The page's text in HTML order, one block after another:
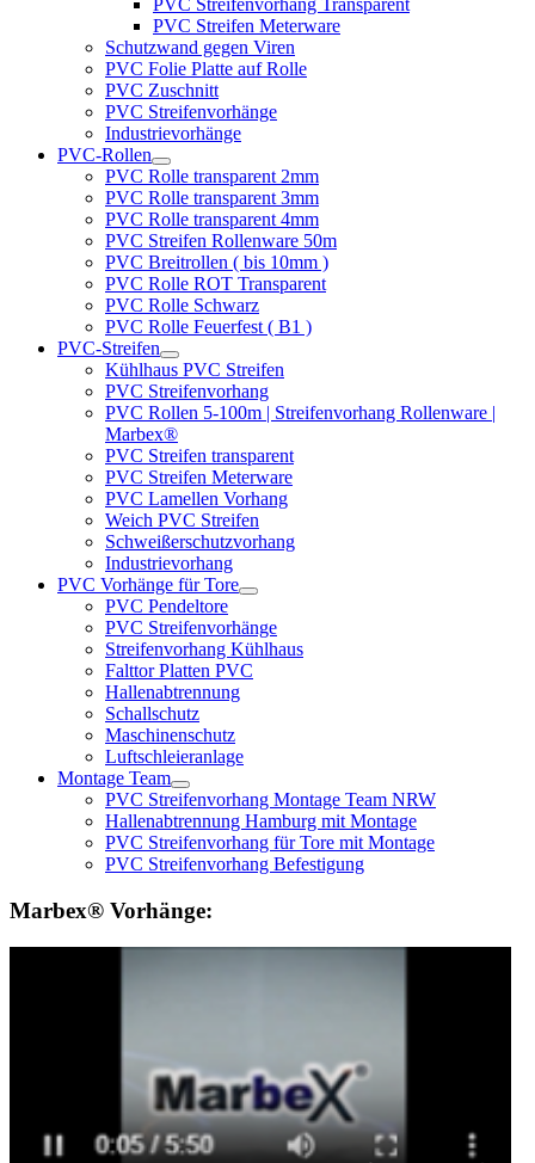
PVC Streifenvorhang Transparent
PVC Streifen Meterware
Schutzwand gegen Viren
PVC Folie Platte auf Rolle
PVC Zuschnitt
PVC Streifenvorhänge
Industrievorhänge
PVC-Rollen
PVC Rolle transparent 2mm
PVC Rolle transparent 3mm
PVC Rolle transparent 4mm
PVC Streifen Rollenware 50m
PVC Breitrollen ( bis 10mm )
PVC Rolle ROT Transparent
PVC Rolle Schwarz
PVC Rolle Feuerfest ( B1 )
PVC-Streifen
Kühlhaus PVC Streifen
PVC Streifenvorhang
PVC Rollen 5-100m | Streifenvorhang Rollenware |
Marbex®
PVC Streifen transparent
PVC Streifen Meterware
PVC Lamellen Vorhang
Weich PVC Streifen
Schweißerschutzvorhang
Industrievorhang
PVC Vorhänge für Tore
PVC Pendeltore
PVC Streifenvorhänge
Streifenvorhang Kühlhaus
Falttor Platten PVC
Hallenabtrennung
Schallschutz
Maschinenschutz
Luftschleieranlage
Montage Team
PVC Streifenvorhang Montage Team NRW
Hallenabtrennung Hamburg mit Montage
PVC Streifenvorhang für Tore mit Montage
PVC Streifenvorhang Befestigung
Marbex® Vorhänge: